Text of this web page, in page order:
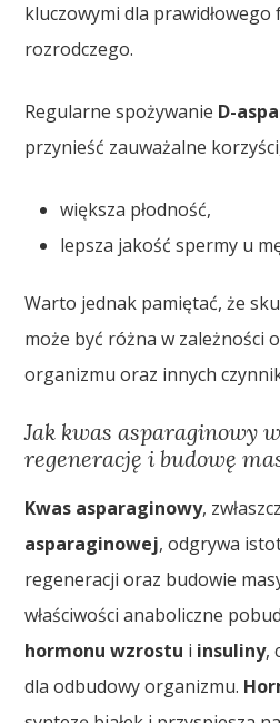
kluczowymi dla
rozrodczego.
Regularne spożywanie D-
przynieść zauważalne
większa płodność,
lepsza jakość spermy u
Warto jednak pamiętać, że
może być różna w zależności
organizmu oraz innych
Jak kwas asparaginowy
regenerację i budowę
Kwas asparaginowy,
asparaginowej, odgrywa
regeneracji oraz budowie
właściwości anaboliczne
hormonu wzrostu i insuliny,
dla odbudowy organizmu.